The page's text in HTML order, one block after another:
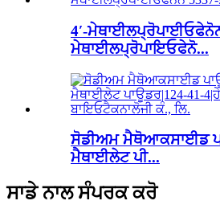
4′-
ਮੇਥਾਈਲਪ੍ਰੋਪਾਇਓਫੇਨੋ...
ਸੋਡੀਅਮ ਮੈਥੋਆਕਸਾਈਡ
ਮੈਥਾਈਲੇਟ ਪੀ...
ਸਾਡੇ ਨਾਲ ਸੰਪਰਕ ਕਰੋ